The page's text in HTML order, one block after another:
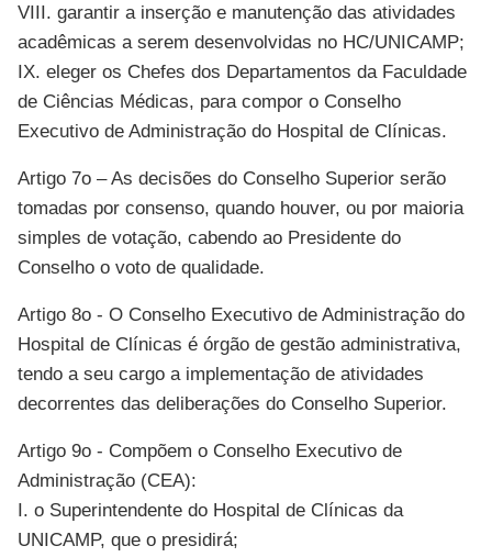
VIII. garantir a inserção e manutenção das atividades
acadêmicas a serem desenvolvidas no HC/UNICAMP;
IX. eleger os Chefes dos Departamentos da Faculdade
de Ciências Médicas, para compor o Conselho
Executivo de Administração do Hospital de Clínicas.
Artigo 7o – As decisões do Conselho Superior serão
tomadas por consenso, quando houver, ou por maioria
simples de votação, cabendo ao Presidente do
Conselho o voto de qualidade.
Artigo 8o - O Conselho Executivo de Administração do
Hospital de Clínicas é órgão de gestão administrativa,
tendo a seu cargo a implementação de atividades
decorrentes das deliberações do Conselho Superior.
Artigo 9o - Compõem o Conselho Executivo de
Administração (CEA):
I. o Superintendente do Hospital de Clínicas da
UNICAMP, que o presidirá;